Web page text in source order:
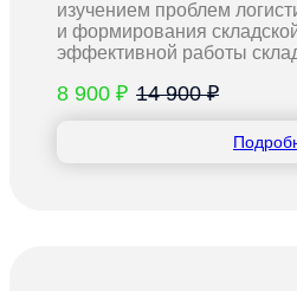
изучением проблем
и формирования
эффективной работы
8 900 ₽ 14 900 ₽